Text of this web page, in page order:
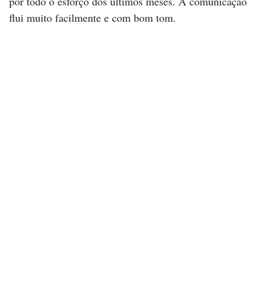
flui muito facilmente e com bom tom.